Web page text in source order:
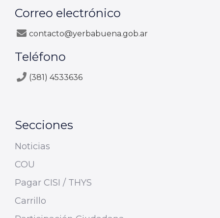
Correo electrónico
contacto@yerbabuena.gob.ar
Teléfono
(381) 4533636
Secciones
Noticias
COU
Pagar CISI / THYS
Carrillo